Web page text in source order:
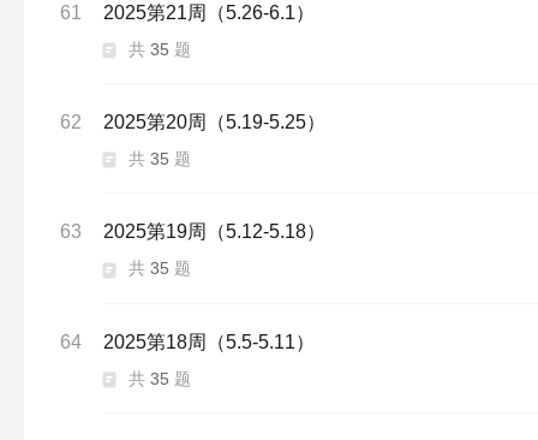
61 2025第21周（5.26-6.1）
共 35 题
62 2025第20周（5.19-5.25）
共 35 题
63 2025第19周（5.12-5.18）
共 35 题
64 2025第18周（5.5-5.11）
共 35 题